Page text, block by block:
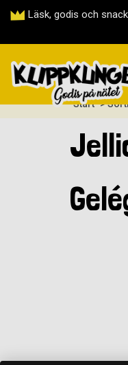
Läsk, godis och
Start >